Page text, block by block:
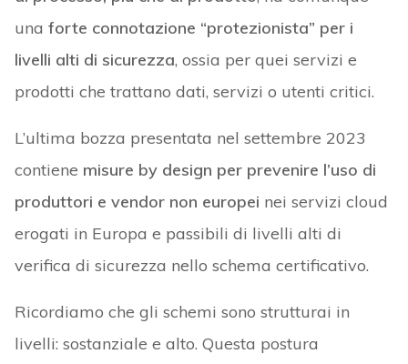
una forte connotazione “protezionista” per i
livelli alti di sicurezza, ossia per quei servizi e
prodotti che trattano dati, servizi o utenti critici.
L’ultima bozza presentata nel settembre 2023
contiene misure by design per prevenire l’uso di
produttori e vendor non europei nei servizi cloud
erogati in Europa e passibili di livelli alti di
verifica di sicurezza nello schema certificativo.
Ricordiamo che gli schemi sono strutturai in
livelli: sostanziale e alto. Questa postura